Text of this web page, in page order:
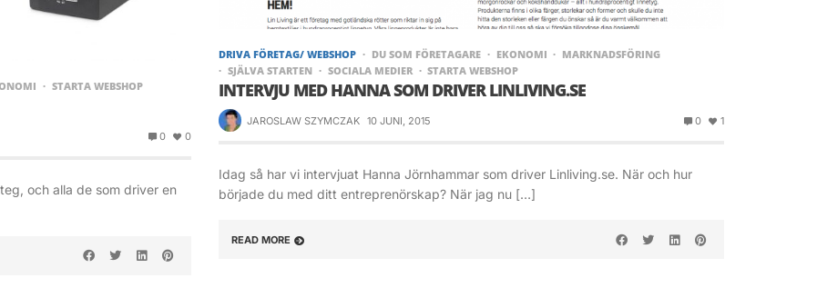
STARTA WEBSHOP
0 0
och alla de som driver en
DRIVA FÖRETAG/ WEBSHOP DU SOM FÖRETAGARE EKONOMI
MARKNADSFÖRING
SJÄLVA STARTEN
SOCIALA MEDIER STARTA WEBSHOP
INTERVJU MED HANNA SOM DRIVER LINLIVING.SE
JAROSLAW SZYMCZAK 10 JUNI, 2015 0 1
Idag så har vi intervjuat Hanna Jörnhammar som driver Linliving.se. När och hur
började du med ditt entreprenörskap? När jag nu […]
READ MORE